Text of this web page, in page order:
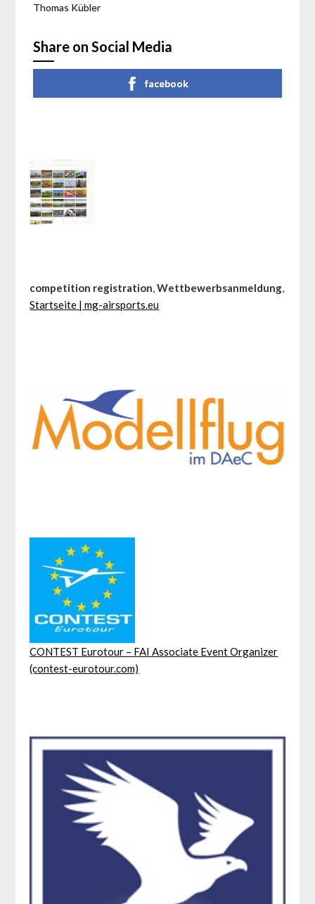
Thomas Kübler
Share on Social Media
facebook
competition registration,Wettbewerbsanmeldung,
Startseite | mg-airsports.eu
CONTEST Eurotour – FAI Associate Event Organizer
(contest-eurotour.com)